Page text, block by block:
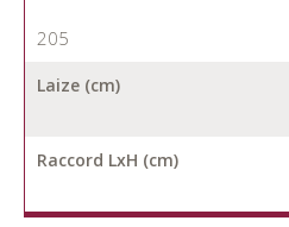
205
Laize (cm)
Raccord LxH (cm)